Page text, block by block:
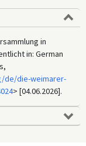
in
in: German
de/die-weimarer-
> [04.06.2026].